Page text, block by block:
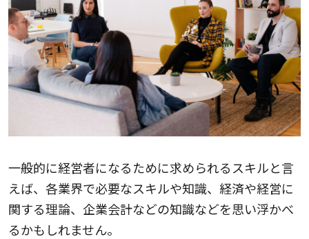
一般的に経営者になるために求められるスキルと言
えば、各業界で必要なスキルや知識、経済や経営に
関する理論、企業会計などの知識などを思い浮かべ
るかもしれません。